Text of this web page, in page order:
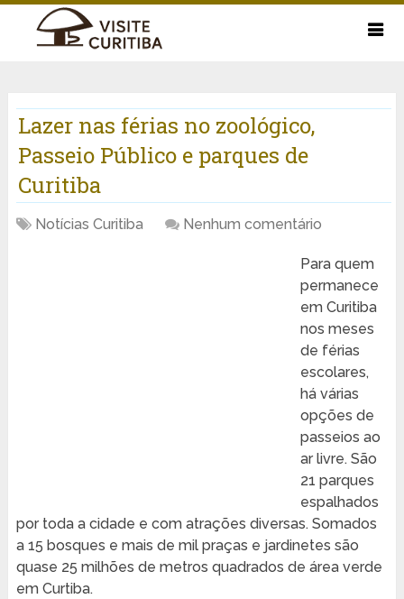
Lazer nas férias no zoológico,
Passeio Público e parques de
Curitiba
Notícias Curitiba Nenhum comentário
Para quem
permanece
em Curitiba
nos meses
de férias
escolares,
há várias
opções de
passeios ao
ar livre. São
21 parques
espalhados
por toda a cidade e com atrações diversas. Somados
a 15 bosques e mais de mil praças e jardinetes são
quase 25 milhões de metros quadrados de área verde
em Curtiba.